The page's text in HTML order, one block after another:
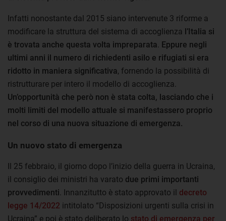
Infatti nonostante dal 2015 siano intervenute 3 riforme a
modificare la struttura del sistema di accoglienza l’Italia si
è trovata anche questa volta impreparata. Eppure negli
ultimi anni il numero di richiedenti asilo e rifugiati si era
ridotto in maniera significativa, fornendo la possibilità di
ristrutturare per intero il modello di accoglienza.
Un’opportunità che però non è stata colta, lasciando che i
molti limiti del modello attuale si manifestassero proprio
nel corso di una nuova situazione di emergenza.
Un nuovo stato di emergenza
Il 25 febbraio, il giorno dopo l’inizio della guerra in Ucraina,
il consiglio dei ministri ha varato due primi importanti
provvedimenti. Innanzitutto è stato approvato il decreto
legge 14/2022 intitolato “Disposizioni urgenti sulla crisi in
Ucraina” e poi è stato deliberato lo stato di emergenza per